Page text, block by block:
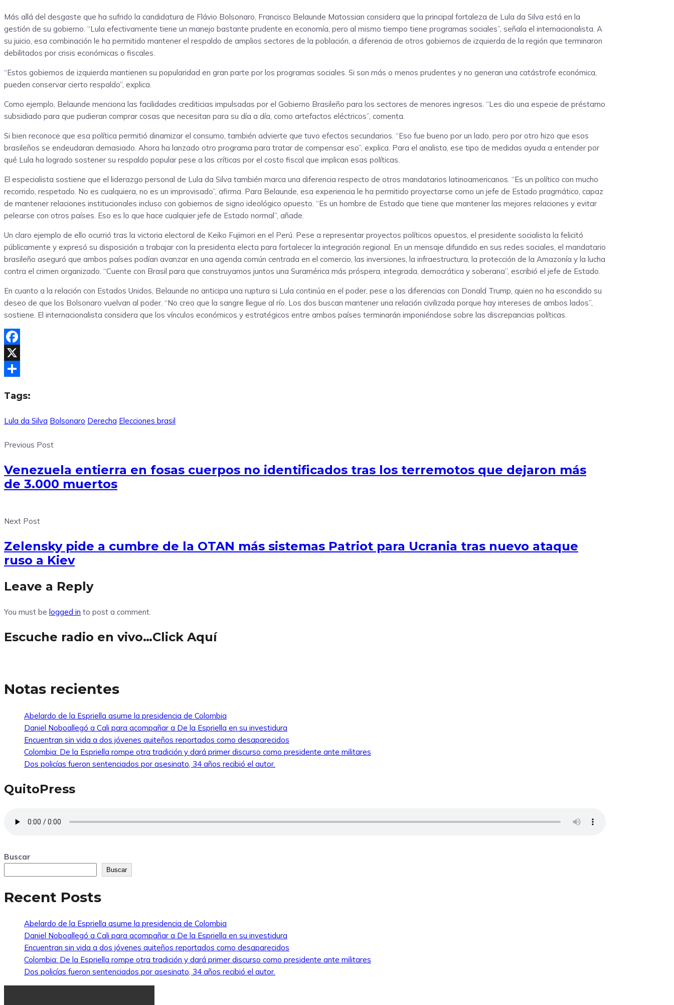
Más allá del desgaste que ha sufrido la candidatura de Flávio Bolsonaro, Francisco Belaunde Matossian considera que la principal fortaleza de Lula da Silva está en la
gestión de su gobierno. “Lula efectivamente tiene un manejo bastante prudente en economía, pero al mismo tiempo tiene programas sociales”, señala el internacionalista. A
su juicio, esa combinación le ha permitido mantener el respaldo de amplios sectores de la población, a diferencia de otros gobiernos de izquierda de la región que terminaron
debilitados por crisis económicas o fiscales.
“Estos gobiernos de izquierda mantienen su popularidad en gran parte por los programas sociales. Si son más o menos prudentes y no generan una catástrofe económica,
pueden conservar cierto respaldo”, explica.
Como ejemplo, Belaunde menciona las facilidades crediticias impulsadas por el Gobierno Brasileño para los sectores de menores ingresos. “Les dio una especie de préstamo
subsidiado para que pudieran comprar cosas que necesitan para su día a día, como artefactos eléctricos”, comenta.
Si bien reconoce que esa política permitió dinamizar el consumo, también advierte que tuvo efectos secundarios. “Eso fue bueno por un lado, pero por otro hizo que esos
brasileños se endeudaran demasiado. Ahora ha lanzado otro programa para tratar de compensar eso”, explica. Para el analista, ese tipo de medidas ayuda a entender por
qué Lula ha logrado sostener su respaldo popular pese a las críticas por el costo fiscal que implican esas políticas.
El especialista sostiene que el liderazgo personal de Lula da Silva también marca una diferencia respecto de otros mandatarios latinoamericanos. “Es un político con mucho
recorrido, respetado. No es cualquiera, no es un improvisado”, afirma. Para Belaunde, esa experiencia le ha permitido proyectarse como un jefe de Estado pragmático, capaz
de mantener relaciones institucionales incluso con gobiernos de signo ideológico opuesto. “Es un hombre de Estado que tiene que mantener las mejores relaciones y evitar
pelearse con otros países. Eso es lo que hace cualquier jefe de Estado normal”, añade.
Un claro ejemplo de ello ocurrió tras la victoria electoral de Keiko Fujimori en el Perú. Pese a representar proyectos políticos opuestos, el presidente socialista la felicitó
públicamente y expresó su disposición a trabajar con la presidenta electa para fortalecer la integración regional. En un mensaje difundido en sus redes sociales, el mandatario
brasileño aseguró que ambos países podían avanzar en una agenda común centrada en el comercio, las inversiones, la infraestructura, la protección de la Amazonía y la lucha
contra el crimen organizado. “Cuente con Brasil para que construyamos juntos una Suramérica más próspera, integrada, democrática y soberana”, escribió el jefe de Estado.
En cuanto a la relación con Estados Unidos, Belaunde no anticipa una ruptura si Lula continúa en el poder, pese a las diferencias con Donald Trump, quien no ha escondido su
deseo de que los Bolsonaro vuelvan al poder. “No creo que la sangre llegue al río. Los dos buscan mantener una relación civilizada porque hay intereses de ambos lados”,
sostiene. El internacionalista considera que los vínculos económicos y estratégicos entre ambos países terminarán imponiéndose sobre las discrepancias políticas.
Facebook
X
Tags:
Lula da Silva Bolsonaro Derecha Elecciones brasil
Previous Post
Venezuela entierra en fosas cuerpos no identificados tras los terremotos que dejaron más
de 3.000 muertos
Next Post
Zelensky pide a cumbre de la OTAN más sistemas Patriot para Ucrania tras nuevo ataque
ruso a Kiev
Leave a Reply
You must be logged in to post a comment.
Escuche radio en vivo…Click Aquí
Notas recientes
Abelardo de la Espriella asume la presidencia de Colombia
Daniel Noboallegó a Cali para acompañar a De la Espriella en su investidura
Encuentran sin vida a dos jóvenes quiteños reportados como desaparecidos
Colombia: De la Espriella rompe otra tradición y dará primer discurso como presidente ante militares
Dos policías fueron sentenciados por asesinato, 34 años recibió el autor.
QuitoPress
Buscar
Buscar
Recent Posts
Abelardo de la Espriella asume la presidencia de Colombia
Daniel Noboallegó a Cali para acompañar a De la Espriella en su investidura
Encuentran sin vida a dos jóvenes quiteños reportados como desaparecidos
Colombia: De la Espriella rompe otra tradición y dará primer discurso como presidente ante militares
Dos policías fueron sentenciados por asesinato, 34 años recibió el autor.